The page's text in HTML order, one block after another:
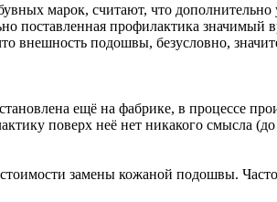
марок, считают, что
поставленная профилактика значимый
внешность подошвы, безусловно,
ещё на фабрике, в процессе
поверх неё нет никакого смысла (до
замены кожаной подошвы.